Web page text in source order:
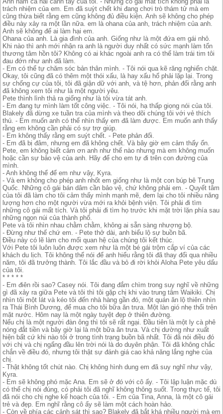
trách nhiệm của em. Em đã suýt chết khi đang chơi trò thám tử mà em
cũng thừa biết rằng em cũng không đủ điều kiện. Anh sẽ không cho phép
điều này xảy ra một lần nữa. em là ohana của anh, trách nhiệm của anh.
Anh sẽ không để ai làm hại em.
Ohana của anh. Là gia đình của anh. Giống như là một đứa em gái nhỏ.
Khi nào thì anh mới nhận ra anh là người duy nhất có sức mạnh làm tổn
thương tâm hồn tôi? Không có ai khác ngoài anh ra có thể làm trái tim tôi
đau đớn như anh đã làm.
- Em có thể tự chăm sóc bản thân mình. - Tôi nói qua kẽ răng nghiến chặt.
Okay, tôi cũng đã có thêm một thói xấu, là hay xấu hổ phải lặp lại. Trong
sự chống cự của tôi, tôi đã giận dữ với anh, và tệ hơn, phản đối rằng anh
đã không xem tôi như là một người yêu.
Pete thình lình thả ra giống như là tôi vừa tát anh.
- Em đang tự mình làm tốt công việc. - Tôi nói, hạ thấp giọng nói của tôi.
Blakely đã dừng xe tuần tra của mình và theo dõi chúng tôi với vẻ thích
thú. - Em muốn anh có thể nhìn thấy em đã làm được. Em muốn anh thấy
rằng em không cần phải có sự trợ giúp.
- Em không thấy rằng em suýt chết. - Pete phản đối.
- Em đã bị đâm, nhưng em đã không chết. Và bây giờ em cảm thấy ổn.
Pete, em không biết cảm ơn anh như thế nào nhưng mà em không muốn
hoặc cần sự bảo vệ của anh. Hãy để cho em tự đi trên con đường của
mình.
- Anh không thể để em như vậy, Kyra.
- Và em không cho phép anh nhốt em giống như là một con búp bê Trung
Quốc. Những cô gái bán dâm cần bảo vệ, chứ không phải em. - Quyết tâm
của tôi đã làm cho tôi cảm thấy mình mạnh mẽ, đem lại cho tôi nhiều năng
lượng hơn cho một người vừa mới ra khỏi bệnh viện. Tôi phải đi tìm
những cô gái mất tích. Và tôi phải đi tìm họ trước khi mặt trời lặn phía sau
những ngọn núi của thành phố.
Pete và tôi nhìn nhau chằm chằm, không ai sẵn sàng nhượng bộ.
- Đừng như thế chứ em. - Pete thở dài, anh biểu lộ sự buồn bã.
Điều này có lẽ làm cho mối quan hệ của chúng tôi kết thúc.
Với Pete tôi luôn luôn được xem như là một bé gái trộm cắp ví của các
khách du lịch. Tôi không thể nói để anh hiểu rằng tôi đã thay đổi qua nhiều
năm, tôi đã trưởng thành. Tôi lắc đầu và bỏ đi rời khỏi Aloha Pete yêu dấu
của tôi.
* * * * *
- Em điên rồi sao? Casey nói. Tôi đang đắm chìm trong suy nghĩ về những
gì đã xảy ra giữa Pete và tôi thì tôi gặp chị khi vào trung tâm Waikiki. Chị
nhìn tôi một lát và kéo tôi đến nhà hàng gần đó, một quán ăn lộ thiên nhìn
ra Thái Bình Dương, để mua cho tôi bữa ăn trưa. Một làn gió nhẹ thổi trên
mặt nước. Hôm nay là một ngày tuyệt đẹp ở thiên đường.
Nếu chị là một người đàn ông thì tôi sẽ rất ngại. Đầu tiên là một ly cà phê
nóng đắt tiền và bây giờ lại là một bữa ăn trưa. Và chị dường như xuất
hiện bất cứ khi nào tôi ở trong tình trạng buồn bã nhất. Tôi đã nói điều đó
với chị và chị ngẩng đầu lên trời nói là do duyên phận. Tôi đã không chắc
chắn về điều đó, nhưng tôi thật sự đánh giá cao khả năng lắng nghe của
chị.
- Thật không tốt chút nào. Chị không hình dung em đã suy nghĩ như vậy,
Kyra.
- Em sẽ không phó mặc Ana. Em sẽ ở đó với cô ấy. - Tôi lập luận mặc dù
có thể chị nói đúng, có phải tôi đã nghĩ không thông suốt. Trong thực tế, tôi
đã nói cho chị nghe kế hoạch của tôi. - Em của Tina, Anna, là một cô gái
trẻ và đẹp. Em nghĩ rằng cô ấy sẽ làm một cách hoàn hảo.
- Còn về phía các cảnh sát thì sao? Blakely đã bắt khá nhiều người mà em